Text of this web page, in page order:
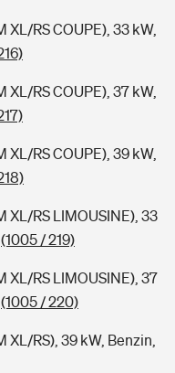
XL/RS COUPE), 33 kW,
XL/RS COUPE), 37 kW,
XL/RS COUPE), 39 kW,
XL/RS LIMOUSINE), 33
(1005 / 219)
XL/RS LIMOUSINE), 37
(1005 / 220)
XL/RS), 39 kW, Benzin,